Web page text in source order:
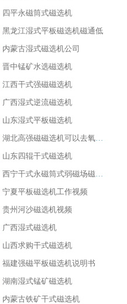
四平永磁筒式磁选机
黑龙江湿式平板磁选机磁通低
内蒙古湿式磁选机公司
晋中锰矿水选磁选机
江西干式强磁磁选机
广西湿式逆流磁选机
山东湿式平板磁选机
山东四辊干式磁选机
宁夏平板磁选机工作视频
贵州河沙磁选机视频
广西湿式磁选机
山西求购干式磁选机
福建强磁平板磁选机说明书
湖南湿式锰矿磁选机
内蒙古铁矿干式磁选机